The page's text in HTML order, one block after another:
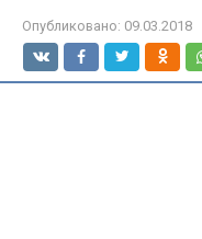
Опубликовано: 09.03.2018